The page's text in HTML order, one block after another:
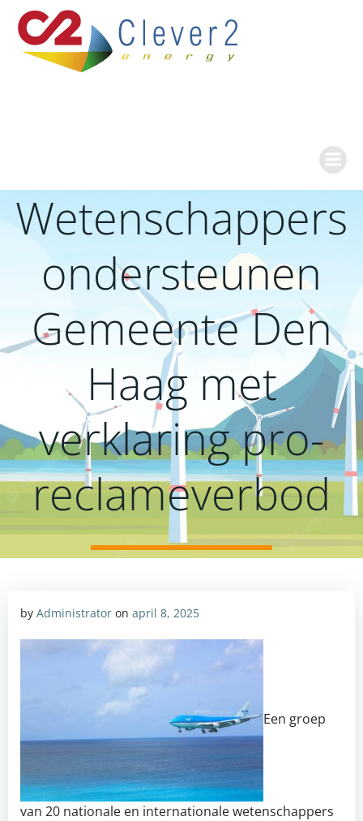
naar
de
inhoud
Wetenschappers
ondersteunen
Gemeente Den
Haag met
verklaring pro-
reclameverbod
by Administrator on april 8, 2025
Een groep
van 20 nationale en internationale wetenschappers